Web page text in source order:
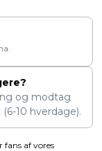
og modtag
(6-10 hverdage).
fans af vores